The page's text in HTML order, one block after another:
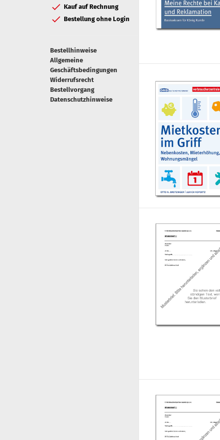
Kauf auf Rechnung
Bestellung ohne Login
Bestellhinweise
Allgemeine
Geschäftsbedingungen
Widerrufsrecht
Bestellvorgang
Datenschutzhinweise